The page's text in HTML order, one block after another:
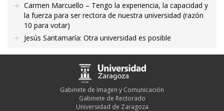
Carmen Marcuello – Tengo la experiencia, la capacidad y
la fuerza para ser rectora de nuestra universidad (razón
10 para votar)
Jesús Santamaría: Otra universidad es posible
Gabinete de Imagen y Comunicación
Gabinete de Rectorado
Universidad de Zaragoza